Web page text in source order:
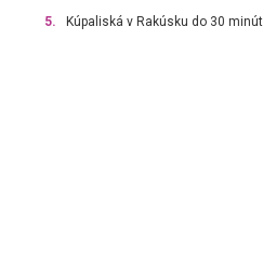
5. Kúpaliská v Rakúsku do 30